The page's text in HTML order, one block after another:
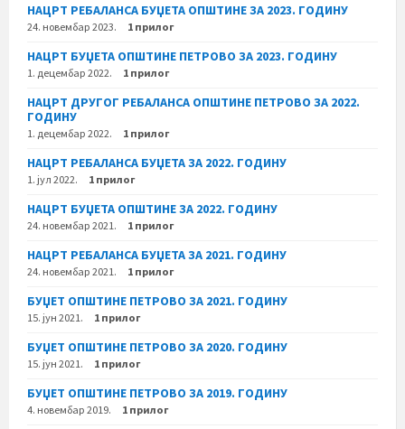
НАЦРТ РЕБАЛАНСА БУЏЕТА ОПШТИНЕ ЗА 2023. ГОДИНУ
24. новембар 2023. 1 прилог
НАЦРТ БУЏЕТА ОПШТИНЕ ПЕТРОВО ЗА 2023. ГОДИНУ
1. децембар 2022. 1 прилог
НАЦРТ ДРУГОГ РЕБАЛАНСА ОПШТИНЕ ПЕТРОВО ЗА 2022.
ГОДИНУ
1. децембар 2022. 1 прилог
НАЦРТ РЕБАЛАНСА БУЏЕТА ЗА 2022. ГОДИНУ
1. јул 2022. 1 прилог
НАЦРТ БУЏЕТА ОПШТИНЕ ЗА 2022. ГОДИНУ
24. новембар 2021. 1 прилог
НАЦРТ РЕБАЛАНСА БУЏЕТА ЗА 2021. ГОДИНУ
24. новембар 2021. 1 прилог
БУЏЕТ ОПШТИНЕ ПЕТРОВО ЗА 2021. ГОДИНУ
15. јун 2021. 1 прилог
БУЏЕТ ОПШТИНЕ ПЕТРОВО ЗА 2020. ГОДИНУ
15. јун 2021. 1 прилог
БУЏЕТ ОПШТИНЕ ПЕТРОВО ЗА 2019. ГОДИНУ
4. новембар 2019. 1 прилог